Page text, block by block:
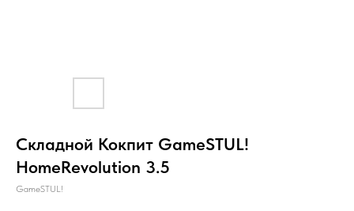
Складной Кокпит GameSTUL!
HomeRevolution 3.5
GameSTUL!